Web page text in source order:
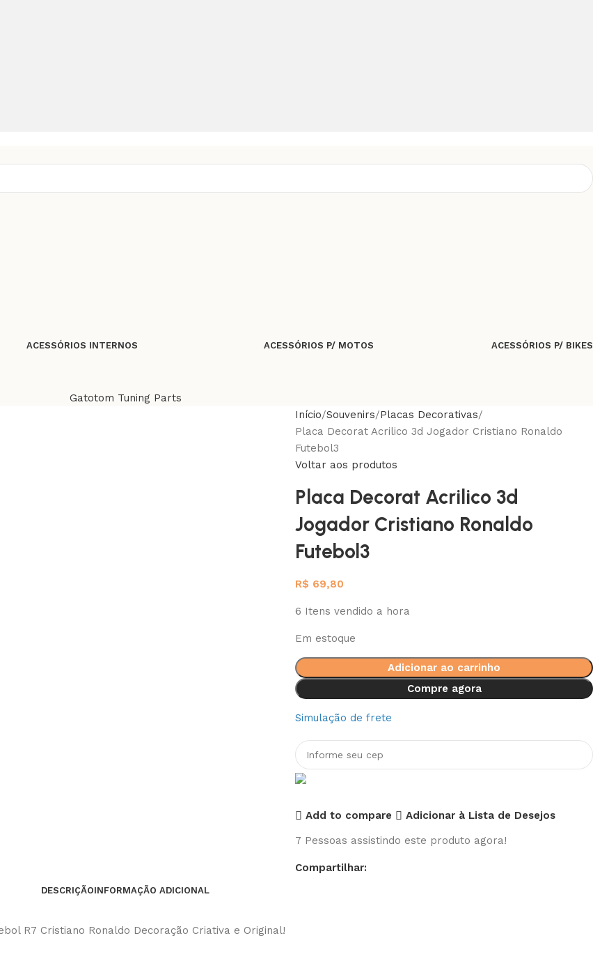
ACESSÓRIOS INTERNOS ACESSÓRIOS P/ MOTOS ACESSÓRIOS P/ BIKES
Gatotom Tuning Parts
Início Souvenirs Placas Decorativas
Placa Decorat Acrilico 3d Jogador Cristiano Ronaldo
Futebol3
Voltar aos produtos
Placa Decorat Acrilico 3d
Jogador Cristiano Ronaldo
Futebol3
R$ 69,80
6 Itens vendido a hora
Em estoque
Adicionar ao carrinho
Compre agora
Simulação de frete
Add to compare
Adicionar à Lista de Desejos
7 Pessoas assistindo este produto agora!
Compartilhar:
DESCRIÇÃOINFORMAÇÃO ADICIONAL
R7 Cristiano Ronaldo Decoração Criativa e Original!